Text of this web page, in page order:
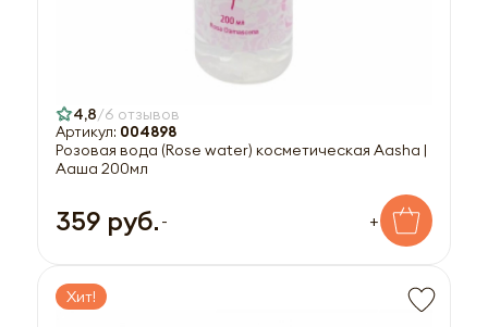
4,8 6 отзывов
Артикул: 004898
Розовая вода (Rose water) косметическая Aasha |
Ааша 200мл
359 руб. - +
Хит!